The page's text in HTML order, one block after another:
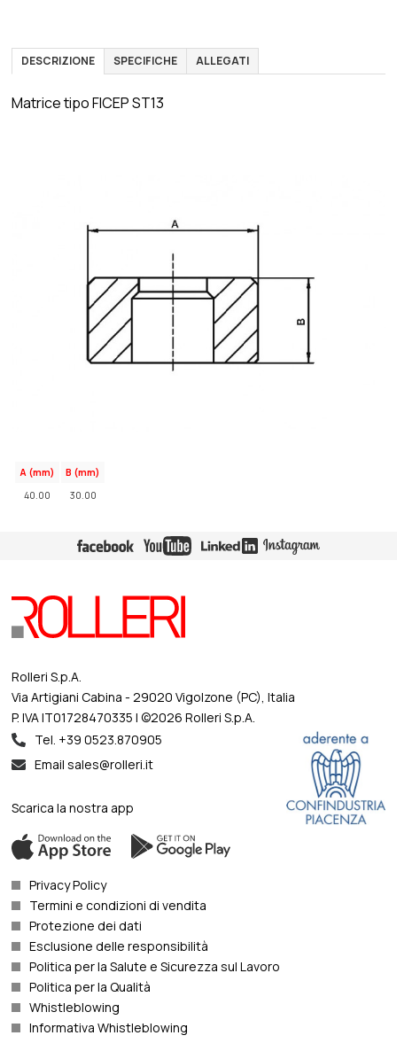
DESCRIZIONE SPECIFICHE ALLEGATI
Matrice tipo FICEP ST13
A (mm)
B (mm)
40.00
30.00
Rolleri S.p.A.
Via Artigiani Cabina - 29020 Vigolzone (PC), Italia
P. IVA IT01728470335 | ©2026 Rolleri S.p.A.
Tel. +39 0523.870905
Email sales@rolleri.it
Scarica la nostra app
Privacy Policy
Termini e condizioni di vendita
Protezione dei dati
Esclusione delle responsibilità
Politica per la Salute e Sicurezza sul Lavoro
Politica per la Qualità
Whistleblowing
Informativa Whistleblowing